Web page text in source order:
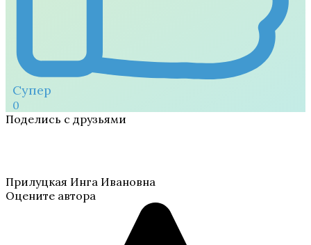
Супер
0
Поделись с друзьями
Прилуцкая Инга Ивановна
Оцените автора